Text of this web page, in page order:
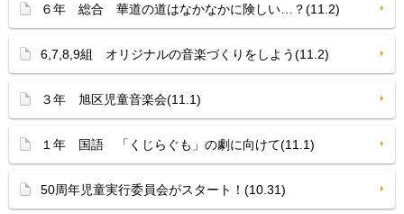
６年 総合 華道の道はなかなかに険しい…？(11.2)
6,7,8,9組 オリジナルの音楽づくりをしよう(11.2)
３年 旭区児童音楽会(11.1)
１年 国語 「くじらぐも」の劇に向けて(11.1)
50周年児童実行委員会がスタート！(10.31)